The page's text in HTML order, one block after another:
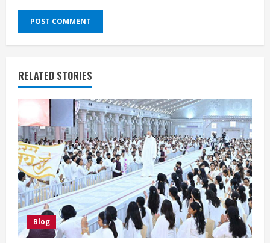
RELATED STORIES
Blog